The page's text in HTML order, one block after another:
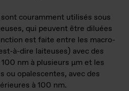
couramment utilisés sous
qui peuvent être diluées
est faite entre les macro-
à-dire laiteuses) avec des
nm à plusieurs μm et les
ou opalescentes, avec des
à 100 nm.